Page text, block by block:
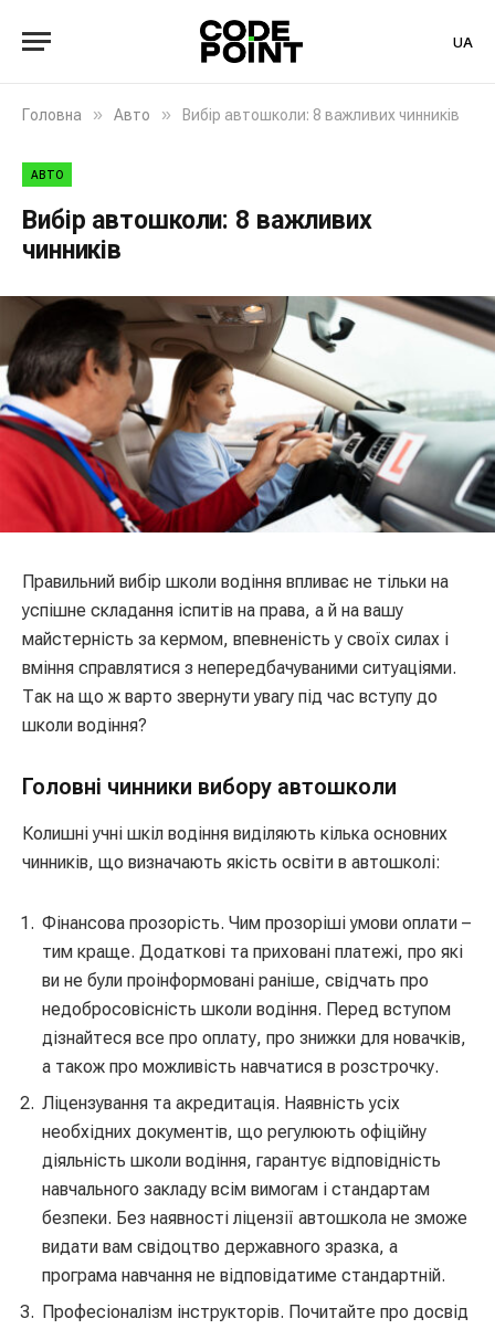
UA
Головна » Авто » Вибір автошколи: 8 важливих чинників
АВТО
Вибір автошколи: 8 важливих
чинників
Правильний вибір школи водіння впливає не тільки на
успішне складання іспитів на права, а й на вашу
майстерність за кермом, впевненість у своїх силах і
вміння справлятися з непередбачуваними ситуаціями.
Так на що ж варто звернути увагу під час вступу до
школи водіння?
Головні чинники вибору автошколи
Колишні учні шкіл водіння виділяють кілька основних
чинників, що визначають якість освіти в автошколі:
Фінансова прозорість. Чим прозоріші умови оплати –
тим краще. Додаткові та приховані платежі, про які
ви не були проінформовані раніше, свідчать про
недобросовісність школи водіння. Перед вступом
дізнайтеся все про оплату, про знижки для новачків,
а також про можливість навчатися в розстрочку.
Ліцензування та акредитація. Наявність усіх
необхідних документів, що регулюють офіційну
діяльність школи водіння, гарантує відповідність
навчального закладу всім вимогам і стандартам
безпеки. Без наявності ліцензії автошкола не зможе
видати вам свідоцтво державного зразка, а
програма навчання не відповідатиме стандартній.
Професіоналізм інструкторів. Почитайте про досвід